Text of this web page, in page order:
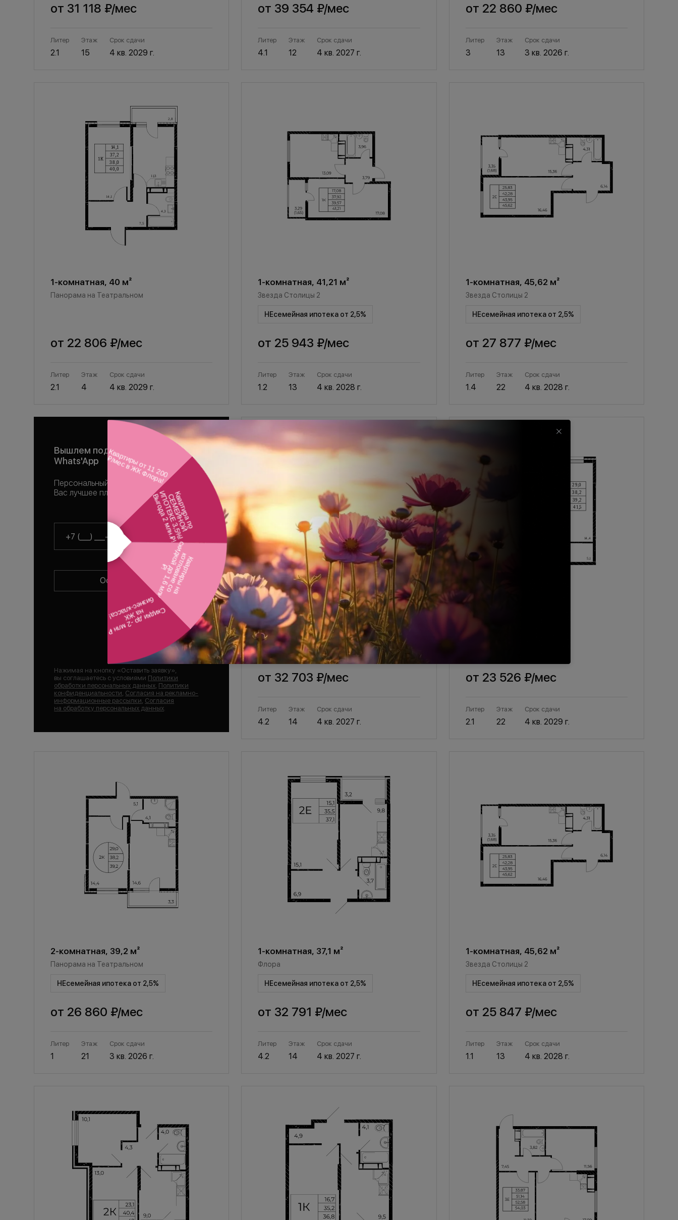
от 31 118 ₽/мес
Литер
2.1
Этаж
15
Срок сдачи
4 кв. 2029 г.
от 39 354 ₽/мес
Литер
4.1
Этаж
12
Срок сдачи
4 кв. 2027 г.
от 22 860 ₽/мес
Литер
3
Этаж
13
Срок сдачи
3 кв. 2026 г.
1-комнатная, 40 м²
Панорама на Театральном
от 22 806 ₽/мес
Литер
2.1
Этаж
4
Срок сдачи
4 кв. 2029 г.
1-комнатная, 41,21 м²
Звезда Столицы 2
НЕсемейная ипотека от 2,5%
от 25 943 ₽/мес
Литер
1.2
Этаж
13
Срок сдачи
4 кв. 2028 г.
1-комнатная, 45,62 м²
Звезда Столицы 2
НЕсемейная ипотека от 2,5%
от 27 877 ₽/мес
Литер
1.4
Этаж
22
Срок сдачи
4 кв. 2028 г.
Вышлем подборку квартир в
Whats'App
Персональный менеджер подберет для
Вас лучшее планировочное решение
Оставить заявку
Нажимая на кнопку «Оставить заявку»,
вы соглашаетесь с условиями Политики
обработки персональных данных Политики
конфиденциальности Согласия на рекламно-
информационные рассылки Согласия
на обработку персональных данных
1-комнатная, 37 м²
Флора
НЕсемейная ипотека от 2,5%
от 32 703 ₽/мес
Литер
4.2
Этаж
14
Срок сдачи
4 кв. 2027 г.
1-комнатная, 41,5 м²
от 23 526 ₽/мес
Литер
2.1
Этаж
22
Срок сдачи
4 кв. 2029 г.
2-комнатная, 39,2 м²
Панорама на Театральном
НЕсемейная ипотека от 2,5%
от 26 860 ₽/мес
Литер
1
Этаж
21
Срок сдачи
3 кв. 2026 г.
1-комнатная, 37,1 м²
Флора
НЕсемейная ипотека от 2,5%
от 32 791 ₽/мес
Литер
4.2
Этаж
14
Срок сдачи
4 кв. 2027 г.
1-комнатная, 45,62 м²
Звезда Столицы 2
НЕсемейная ипотека от 2,5%
от 25 847 ₽/мес
Литер
1.1
Этаж
13
Срок сдачи
4 кв. 2028 г.